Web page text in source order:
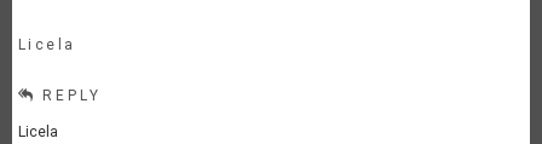
Licela
REPLY
Licela